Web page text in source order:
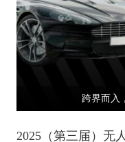
跨界而入
2025（第三届）无